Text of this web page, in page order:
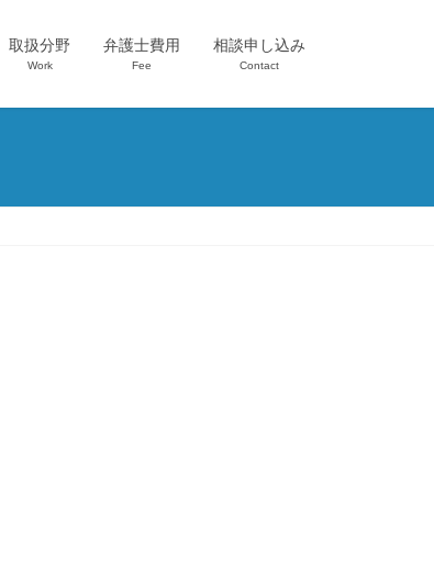
取扱分野
Work
弁護士費用
Fee
相談申し込み
Contact